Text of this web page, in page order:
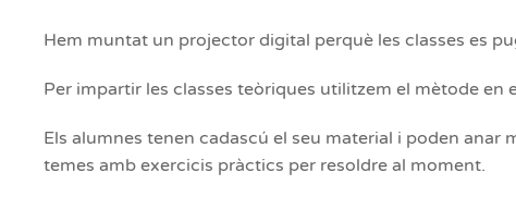
Hem muntat un projector digital perquè les classes es
Per impartir les classes teòriques utilitzem el mètode
Els alumnes tenen cadascú el seu material i poden
temes amb exercicis pràctics per resoldre al moment.